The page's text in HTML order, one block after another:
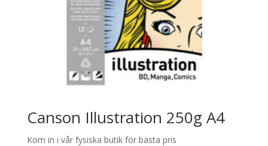
Canson Illustration 250g A4
Kom in i vår fysiska butik för bästa pris